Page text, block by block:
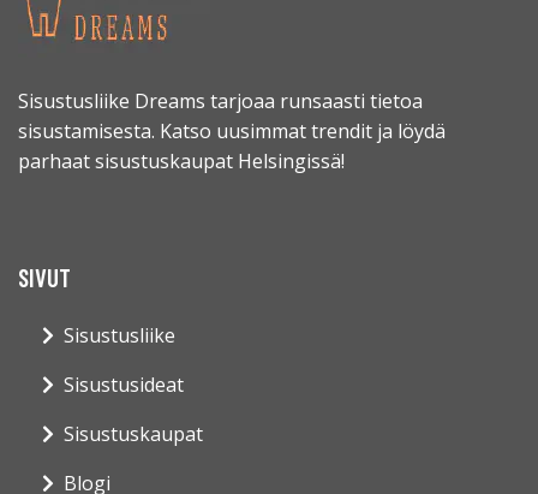
Sisustusliike Dreams tarjoaa runsaasti tietoa
sisustamisesta. Katso uusimmat trendit ja löydä
parhaat sisustuskaupat Helsingissä!
SIVUT
Sisustusliike
Sisustusideat
Sisustuskaupat
Blogi